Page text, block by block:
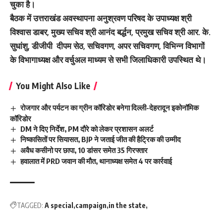
चुका है।
बैठक में उत्तराखंड अवस्थापना अनुश्रवण परिषद के उपाध्यक्ष श्री
विश्वास डाबर, मुख्य सचिव श्री आनंद बर्द्धन, प्रमुख सचिव श्री आर. के.
सुधांशु, डीजीपी दीपम सेठ, सचिवगण, अपर सचिवगण, विभिन्न विभागों
के विभागाध्यक्ष और वर्चुअल माध्यम से सभी जिलाधिकारी उपस्थित थे।
You Might Also Like
रोजगार और पर्यटन का ग्रीन कॉरिडोर बनेगा दिल्ली-देहरादून इकोनॉमिक
कॉरिडोर
DM ने दिए निर्देश, PM दौरे को लेकर प्रशासन अलर्ट
निष्कासितों पर सियासत, BJP ने जताई जीत की हैट्रिक की उम्मीद
अवैध कसीनो पर छापा, 10 डांसर समेत 35 गिरफ्तार
हवालात में PRD जवान की मौत, थानाध्यक्ष समेत 4 पर कार्रवाई
TAGGED: A special campaign in the state